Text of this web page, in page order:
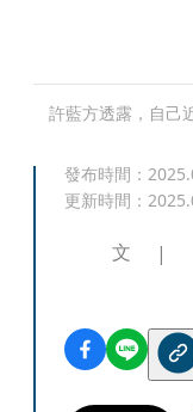
許藍方透露，自己
發布時間：
更新時間：
文